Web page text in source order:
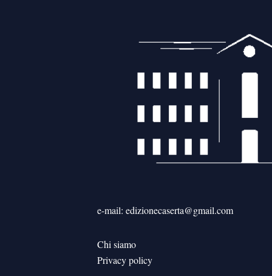
e-mail: edizionecaserta@gmail.com
Chi siamo
Privacy policy